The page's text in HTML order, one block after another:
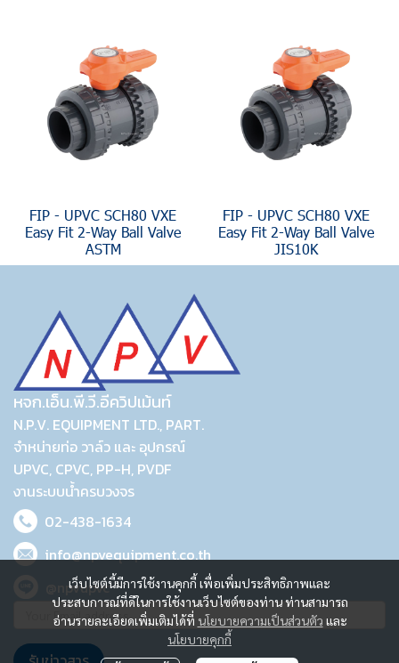
FIP - UPVC SCH80 VXE
Easy Fit 2-Way Ball Valve
ASTM
FIP - UPVC SCH80 VXE
Easy Fit 2-Way Ball Valve
JIS10K
เว็บไซต์นี้มีการใช้งานคุกกี้ เพื่อเพิ่มประสิทธิภาพและ
ประสบการณ์ที่ดีในการใช้งานเว็บไซต์ของท่าน ท่านสามารถ
อ่านรายละเอียดเพิ่มเติมได้ที่ นโยบายความเป็นส่วนตัว และ
นโยบายคุกกี้
หจก.เอ็น.พี.วี.อีควิปเม้นท์
N.P.V. EQUIPMENT LTD., PART.
จำหน่ายท่อ วาล์ว และ อุปกรณ์
UPVC, CPVC, PP-H, PVDF
งานระบบน้ำครบวงจร
02-438-1634
info@npvequipment.co.th
@npvupvc